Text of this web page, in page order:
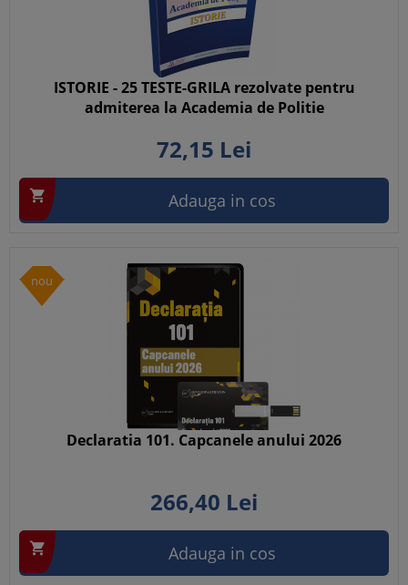
ISTORIE - 25 TESTE-GRILA rezolvate pentru
admiterea la Academia de Politie
72,15 Lei
 Adauga in cos
nou
Declaratia 101. Capcanele anului 2026
266,40 Lei
 Adauga in cos